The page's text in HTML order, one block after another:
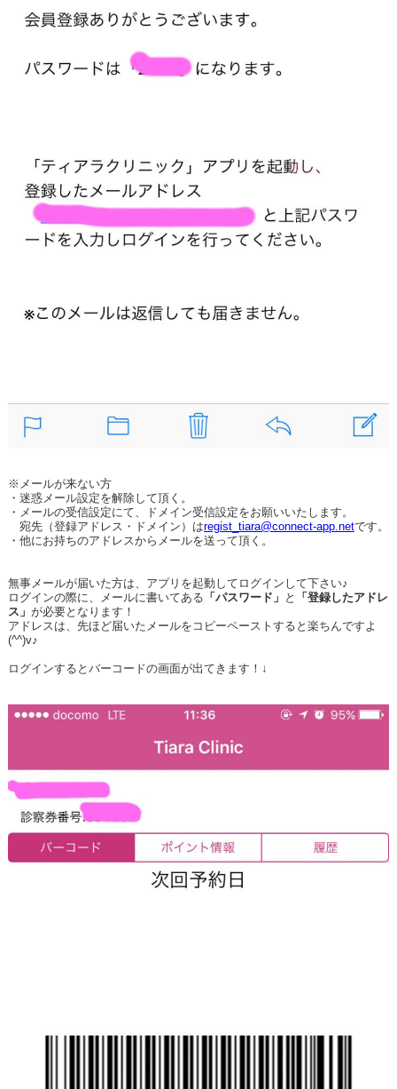
※メールが来ない方
・迷惑メール設定を解除して頂く。
・メールの受信設定にて、ドメイン受信設定をお願いいたします。
宛先（登録アドレス・ドメイン）はregist_tiara@connect-app.netです。
・他にお持ちのアドレスからメールを送って頂く。
無事メールが届いた方は、アプリを起動してログインして下さい♪
ログインの際に、メールに書いてある 「パスワード」 と
「登録したアドレ
ス」 が必要となります！
アドレスは、先ほど届いたメールをコピーペーストすると楽ちんですよ
(^^)v♪
ログインするとバーコードの画面が出てきます！↓